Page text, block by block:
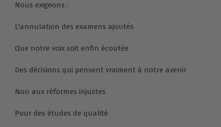
Nous exigeons :
L'annulation des examens ajoutés
Que notre voix soit enfin écoutée
Des décisions qui pensent vraiment à notre avenir
Non aux réformes injustes
Pour des études de qualité